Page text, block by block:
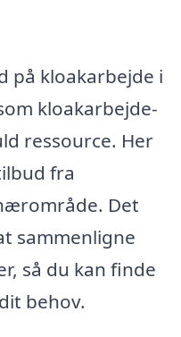
på kloakarbejde i
kloakarbejde-
ressource. Her
fra
Det
sammenligne
så du kan finde
behov.